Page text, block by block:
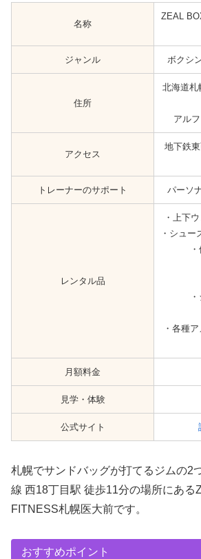
名称
ZEAL
ジャンル ボクシ
住所
北海道札
アル
アクセス
地下鉄
トレーナーのサポート パーソ
レンタル品
・上下
・シュー
・各種
月額料金
見学・体験
公式サイト
札幌でサンドバッグが打てるジムの2
線 西18丁目駅 徒歩11分の場所にある
FITNESS札幌医大前です。
おすすめポイント